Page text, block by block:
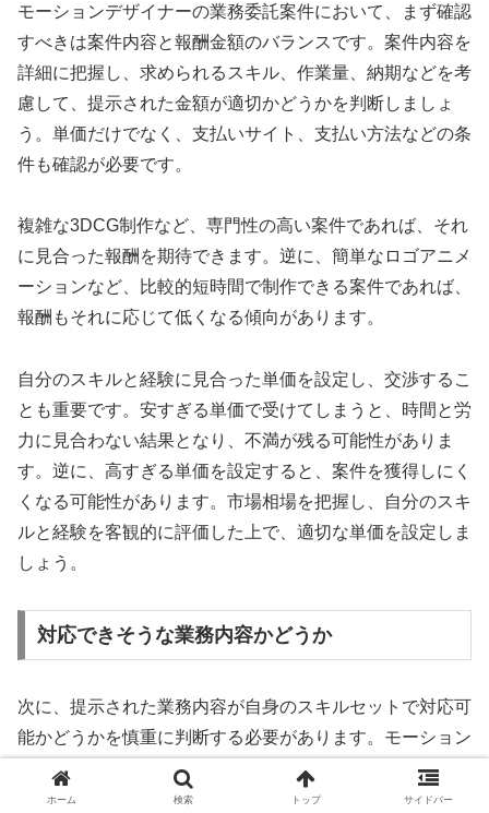
モーションデザイナーの業務委託案件において、まず確認
すべきは案件内容と報酬金額のバランスです。案件内容を
詳細に把握し、求められるスキル、作業量、納期などを考
慮して、提示された金額が適切かどうかを判断しましょ
う。単価だけでなく、支払いサイト、支払い方法などの条
件も確認が必要です。
複雑な3DCG制作など、専門性の高い案件であれば、それ
に見合った報酬を期待できます。逆に、簡単なロゴアニメ
ーションなど、比較的短時間で制作できる案件であれば、
報酬もそれに応じて低くなる傾向があります。
自分のスキルと経験に見合った単価を設定し、交渉するこ
とも重要です。安すぎる単価で受けてしまうと、時間と労
力に見合わない結果となり、不満が残る可能性がありま
す。逆に、高すぎる単価を設定すると、案件を獲得しにく
くなる可能性があります。市場相場を把握し、自分のスキ
ルと経験を客観的に評価した上で、適切な単価を設定しま
しょう。
対応できそうな業務内容かどうか
次に、提示された業務内容が自身のスキルセットで対応可
能かどうかを慎重に判断する必要があります。モーション
デザインの分野は幅広く、2Dアニメーション、3Dアニメ
ーション、モーショングラフィックス、UI/UXアニメーシ
ホーム 検索 トップ サイドバー